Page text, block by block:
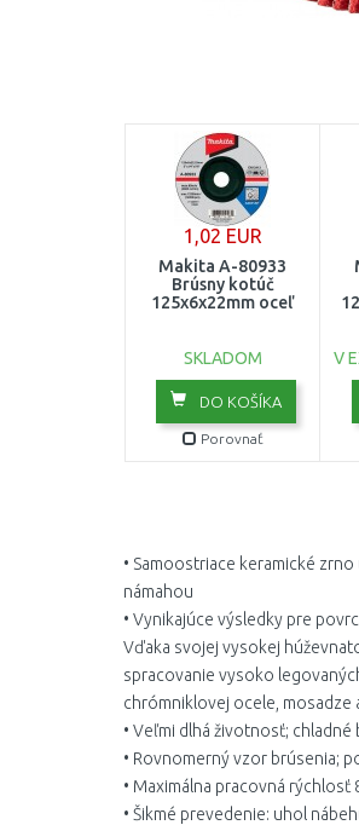
1,02 EUR
Makita A-80933
Brúsny kotúč
125x6x22mm oceľ
SKLADOM
DO KOŠÍKA
Porovnať
V
• Samoostriace keramické
námahou
• Vynikajúce výsledky pre
Vďaka svojej vysokej
spracovanie vysoko
chrómniklovej ocele, mosadze
• Veľmi dlhá životnosť;
• Rovnomerný vzor brúsenia;
• Maximálna pracovná rýchlosť
• Šikmé prevedenie: uhol